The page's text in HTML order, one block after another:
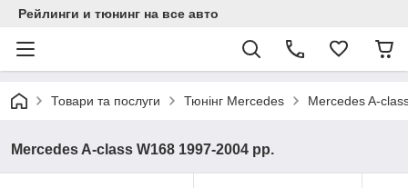
Рейлинги и тюнинг на все авто
Товари та послуги Тюнінг Mercedes Mercedes A-
Mercedes A-сlass W168 1997-2004 рр.